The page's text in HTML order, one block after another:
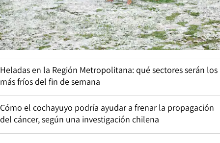
Heladas en la Región Metropolitana: qué sectores serán los
más fríos del fin de semana
Cómo el cochayuyo podría ayudar a frenar la propagación
del cáncer, según una investigación chilena